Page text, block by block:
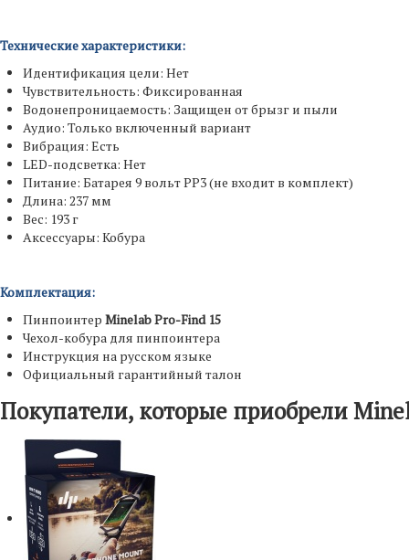
Технические характеристики:
Идентификация цели: Нет
Чувствительность: Фиксированная
Водонепроницаемость: Защищен от брызг и пыли
Аудио: Только включенный вариант
Вибрация: Есть
LED-подсветка: Нет
Питание: Батарея 9 вольт PP3 (не входит в комплект)
Длина: 237 мм
Вес: 193 г
Аксессуары: Кобура
Комплектация:
Пинпоинтер Minelab Pro-Find 15
Чехол-кобура для пинпоинтера
Инструкция на русском языке
Официальный гарантийный талон
Покупатели, которые приобрели